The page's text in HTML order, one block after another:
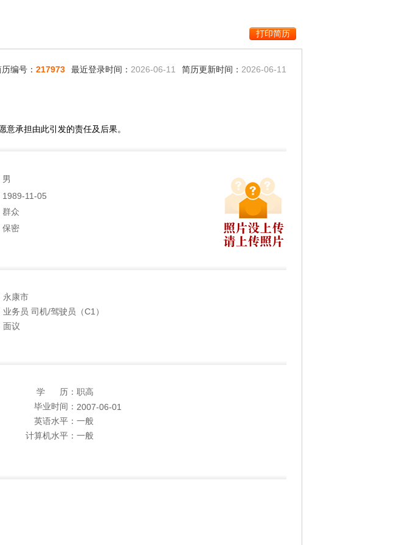
编号： 217973 最近登录时间： 2026-06-11 简历更新时间： 2026-06-11
承担由此引发的责任及后果。
男
1989-11-05
群众
保密
永康市
业务员 司机/驾驶员（C1）
面议
学 历： 职高
毕业时间： 2007-06-01
英语水平： 一般
计算机水平： 一般